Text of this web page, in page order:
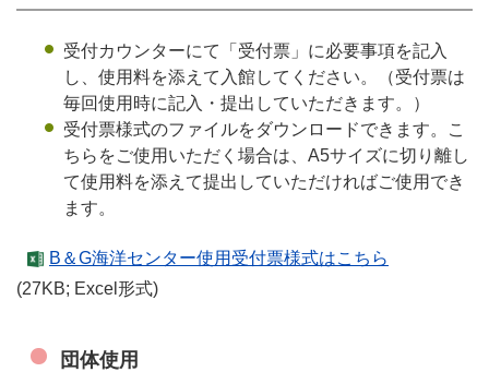
受付カウンターにて「受付票」に必要事項を記入
し、使用料を添えて入館してください。（受付票は
毎回使用時に記入・提出していただきます。）
受付票様式のファイルをダウンロードできます。こ
ちらをご使用いただく場合は、A5サイズに切り離し
て使用料を添えて提出していただければご使用でき
ます。
B＆G海洋センター使用受付票様式はこちら
(27KB; Excel形式)
団体使用